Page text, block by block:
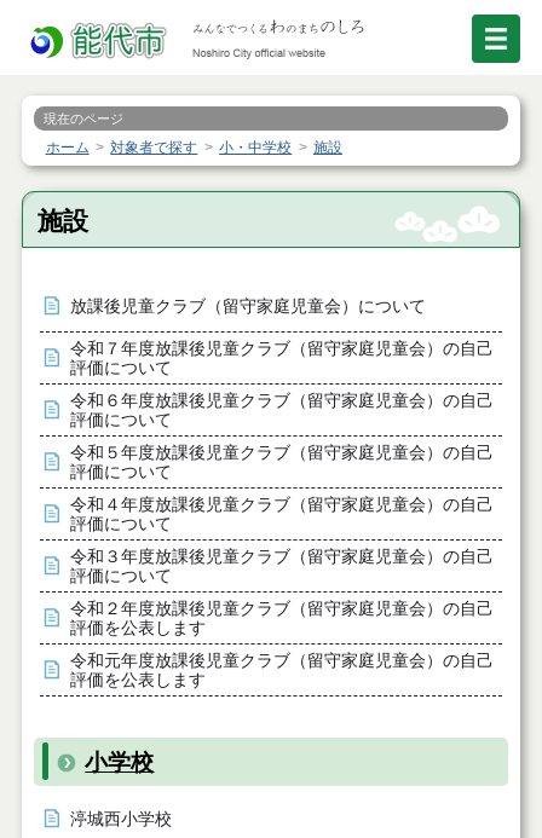
現在のページ
ホーム 対象者で探す 小・中学校 施設
施設
放課後児童クラブ（留守家庭児童会）について
令和７年度放課後児童クラブ（留守家庭児童会）の自己
評価について
令和６年度放課後児童クラブ（留守家庭児童会）の自己
評価について
令和５年度放課後児童クラブ（留守家庭児童会）の自己
評価について
令和４年度放課後児童クラブ（留守家庭児童会）の自己
評価について
令和３年度放課後児童クラブ（留守家庭児童会）の自己
評価について
令和２年度放課後児童クラブ（留守家庭児童会）の自己
評価を公表します
令和元年度放課後児童クラブ（留守家庭児童会）の自己
評価を公表します
小学校
渟城西小学校